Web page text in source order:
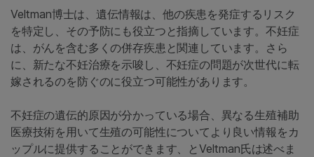
Veltman博士は、遺伝情報は、他の疾患を発症するリスク
を特定し、その予防にも役立つと指摘しています。不妊症
は、がんを含む多くの併存疾患と関連しています。さら
に、新たな不妊治療を示唆し、不妊症の問題が次世代に転
嫁されるのを防ぐのに役立つ可能性があります。
不妊症の遺伝的原因が分かっている場合、異なる生殖補助
医療技術を用いて生殖の可能性についてより良い情報をカ
ップルに提供することができます、とVeltman氏は述べま